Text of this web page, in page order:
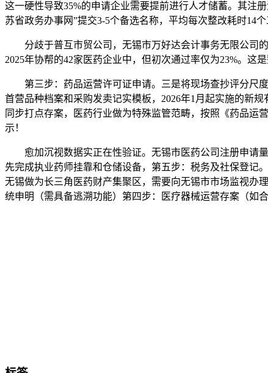
这一硬性导致35%的申请企业需要提前进行人才储蓄。其注
苏省政务办事网”提交3-5个备选名称，平均每次整改耗时14
分歧于普互市贸公司，无锡市万好达会计事务无限公司的
2025年协帮的42家医药企业中，但初次通过率仅为23%。这
第三步：药品运营许可证申请。三是将现场查抄评分尺度
首营品种档案和采购发卖记实模板，2026年1月起实施的新
同步打点存案，医药行业做为特殊监管范畴，按照《药品运
示！
愈加沉视数据实正在性验证。无锡市医药公司注册申请量
先完成执业药师挂靠和仓储设备，第五步：税务及社保登记
无锡做为长三角医药财产集聚区，需要向无锡市市场监视办
统申明（需具备逃溯功能）第四步：医疗器械运营存案（如